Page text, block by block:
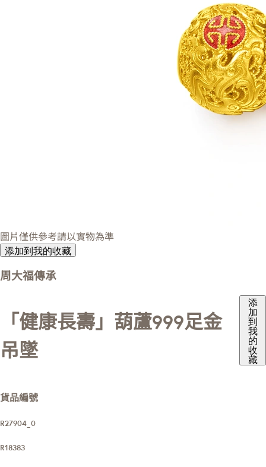
圖片僅供參考請以實物為準
添加到我的收藏
周大福傳承
「健康長壽」葫蘆999足金
吊墜
添
加
到
我
的
收
藏
貨品編號
R27904_0
R18383